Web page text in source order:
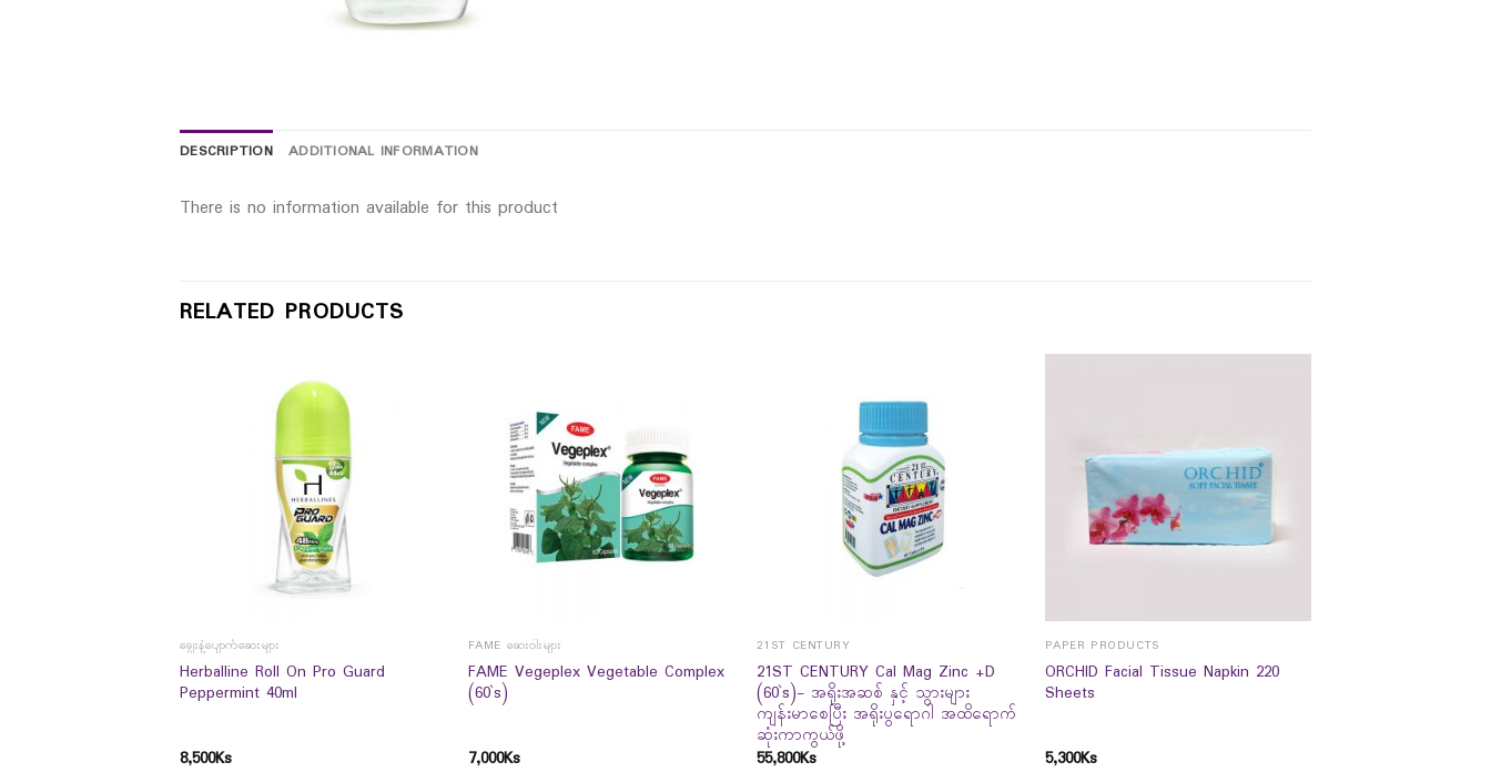
DESCRIPTION ADDITIONAL INFORMATION
There is no information available for this product
RELATED PRODUCTS
ချွေးနံ့ပျောက်ဆေးများ
Herballine Roll On Pro Guard
Peppermint 40ml
8,500Ks
FAME ဆေးဝါးများ
FAME Vegeplex Vegetable Complex
(60`s)
7,000Ks
21ST CENTURY
21ST CENTURY Cal Mag Zinc +D
(60`s)- အရိုးအဆစ် နှင့် သွားများ
ကျန်းမာစေပြီး အရိုးပွရောဂါ အထိရောက်
ဆုံးကာကွယ်ဖို့
55,800Ks
PAPER PRODUCTS
ORCHID Facial Tissue Napkin 220
Sheets
5,300Ks